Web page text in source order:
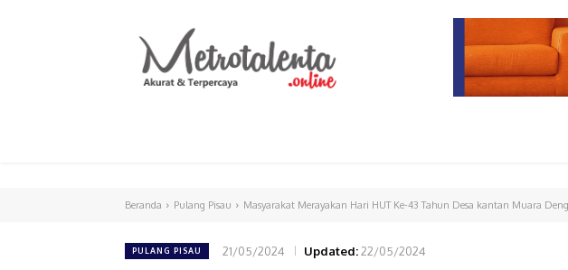
Beranda Pulang Pisau Masyarakat Merayakan Hari HUT Ke-43 Tahun Desa kantan Muara
PULANG PISAU 21/05/2024 Updated:22/05/2024